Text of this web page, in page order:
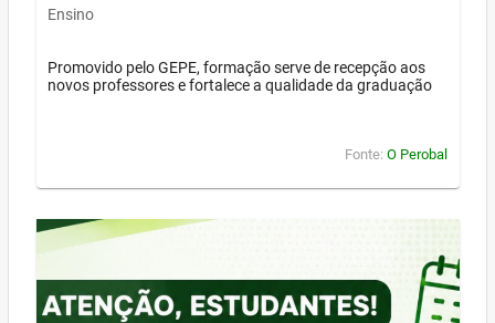
Ensino
Promovido pelo GEPE, formação serve de recepção aos
novos professores e fortalece a qualidade da graduação
Fonte: O Perobal